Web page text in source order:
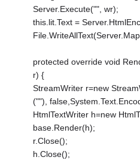
Server.Execute("", wr);
this.lit.Text =
protected override void
r) {
StreamWriter r=new
(""),
HtmlTextWriter h=new
base.Render(h);
r.Close();
h.Close();